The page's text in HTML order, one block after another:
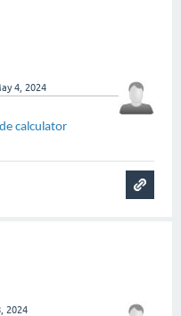
4, 2024
calculator
2024